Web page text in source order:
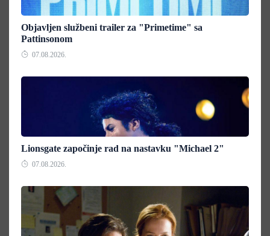
Objavljen službeni trailer za "Primetime" sa
Pattinsonom
07.08.2026.
Lionsgate započinje rad na nastavku "Michael 2"
07.08.2026.